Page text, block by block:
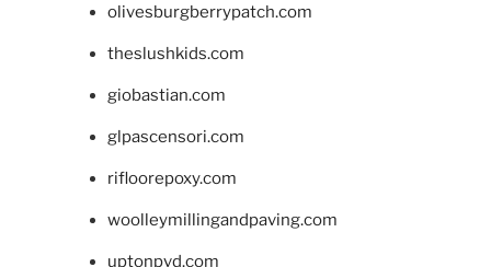
olivesburgberrypatch.com
theslushkids.com
giobastian.com
glpascensori.com
rifloorepoxy.com
woolleymillingandpaving.com
uptonpvd.com